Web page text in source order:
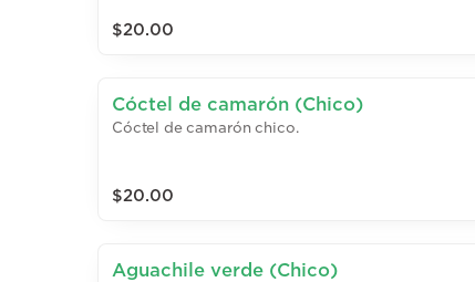
$20.00
Cóctel de camarón (Chico)
Cóctel de camarón chico.
$20.00
Aguachile verde (Chico)